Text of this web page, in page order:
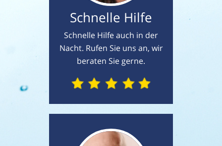
Schnelle Hilfe
Schnelle Hilfe auch in der
Nacht. Rufen Sie uns an, wir
beraten Sie gerne.